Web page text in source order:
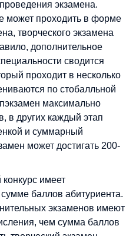
экзамена.
может проходить в форме
творческого экзамена
дополнительное
сводится
проходит в несколько
по стобалльной
максимально
в других каждый этап
и суммарный
может достигать 200-
имеет
баллов абитуриента.
экзаменов имеют
чем сумма баллов